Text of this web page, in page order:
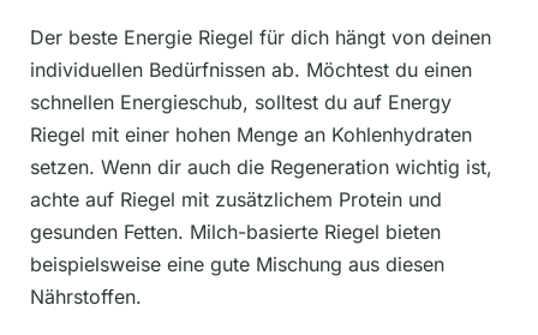
Der beste Energie Riegel für dich hängt von deinen
individuellen Bedürfnissen ab. Möchtest du einen
schnellen Energieschub, solltest du auf Energy
Riegel mit einer hohen Menge an Kohlenhydraten
setzen. Wenn dir auch die Regeneration wichtig ist,
achte auf Riegel mit zusätzlichem Protein und
gesunden Fetten. Milch-basierte Riegel bieten
beispielsweise eine gute Mischung aus diesen
Nährstoffen.